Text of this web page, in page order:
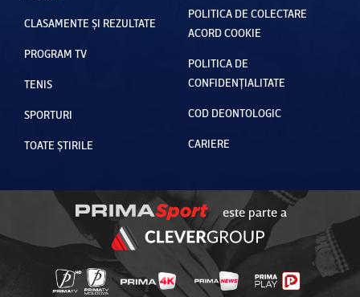
CLASAMENTE ȘI REZULTATE
PROGRAM TV
TENIS
SPORTURI
TOATE ȘTIRILE
POLITICA DE COLECTARE
ACORD COOKIE
POLITICA DE
CONFIDENȚIALITATE
COD DEONTOLOGIC
CARIERE
este parte a